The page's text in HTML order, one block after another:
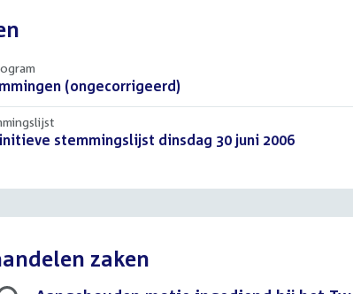
(ongecorrigeerd)
stemmingslijst dinsdag 30 juni 2006
zaken